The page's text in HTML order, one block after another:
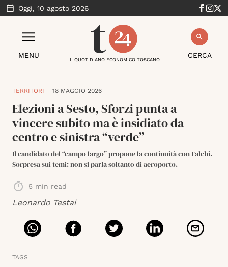
Oggi, 10 agosto 2026
MENU CERCA
IL QUOTIDIANO ECONOMICO TOSCANO
TERRITORI 18 MAGGIO 2026
Elezioni a Sesto, Sforzi punta a
vincere subito ma è insidiato da
centro e sinistra “verde”
Il candidato del “campo largo” propone la continuità con Falchi.
Sorpresa sui temi: non si parla soltanto di aeroporto.
5 min read
Leonardo Testai
TAGS